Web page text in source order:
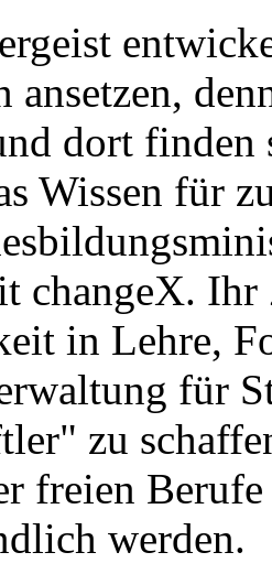
ansetzen,
dort finden
Wissen für
changeX.
in Lehre,
für
zu
freien
werden.